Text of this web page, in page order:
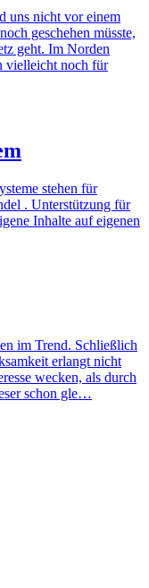
uns nicht vor einem
geschehen müsste,
geht. Im Norden
vielleicht noch für
stehen für
. Unterstützung für
Inhalte auf eigenen
im Trend. Schließlich
erlangt nicht
wecken, als durch
schon gle…